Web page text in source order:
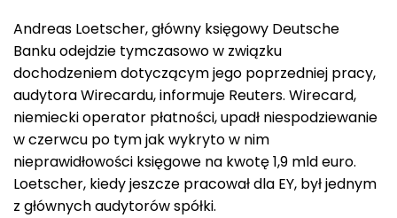
Andreas Loetscher, główny księgowy Deutsche
Banku odejdzie tymczasowo w związku
dochodzeniem dotyczącym jego poprzedniej pracy,
audytora Wirecardu, informuje Reuters. Wirecard,
niemiecki operator płatności, upadł niespodziewanie
w czerwcu po tym jak wykryto w nim
nieprawidłowości księgowe na kwotę 1,9 mld euro.
Loetscher, kiedy jeszcze pracował dla EY, był jednym
z głównych audytorów spółki.